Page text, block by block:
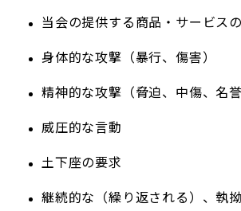
当会の提供する商品・サービス
身体的な攻撃（暴行、傷害）
精神的な攻撃（脅迫、中傷、名
威圧的な言動
土下座の要求
継続的な（繰り返される）、執